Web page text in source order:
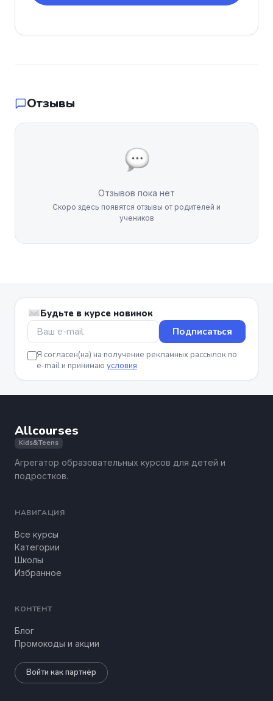
Отзывы
Отзывов пока нет
Скоро здесь появятся отзывы от родителей и
учеников
Будьте в курсе новинок
Подписаться
Я согласен(на) на получение рекламных рассылок по
e-mail и принимаю условия
Allcourses
Kids&Teens
Агрегатор образовательных курсов для детей и
подростков.
НАВИГАЦИЯ
Все курсы
Категории
Школы
Избранное
КОНТЕНТ
Блог
Промокоды и акции
Войти как партнёр